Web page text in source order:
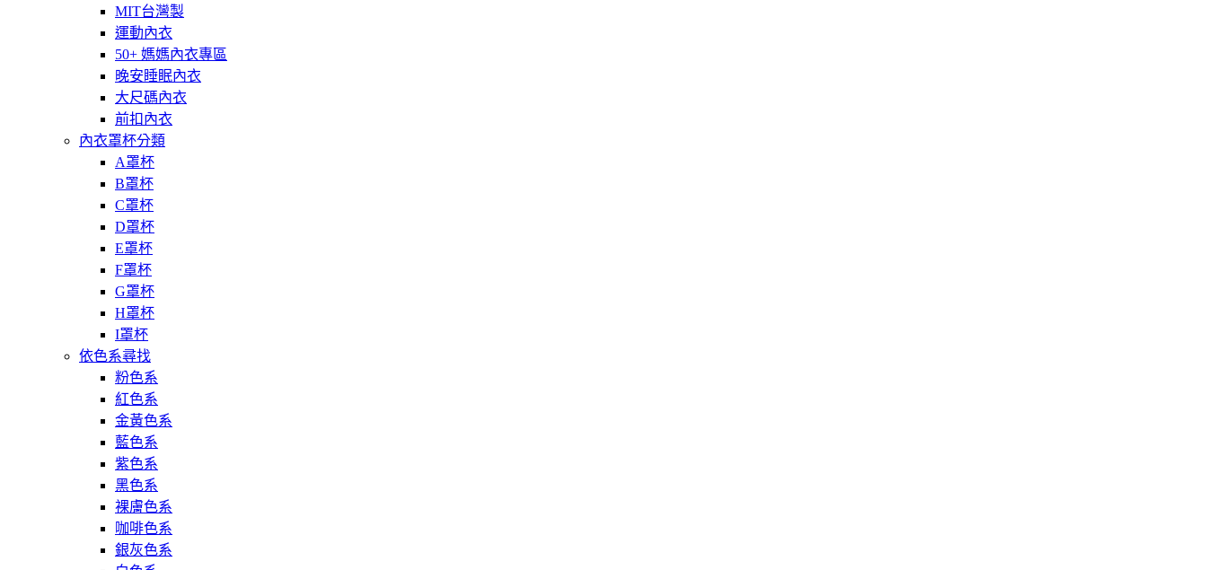
MIT台灣製
運動內衣
50+ 媽媽內衣專區
晚安睡眠內衣
大尺碼內衣
前扣內衣
內衣罩杯分類
A罩杯
B罩杯
C罩杯
D罩杯
E罩杯
F罩杯
G罩杯
H罩杯
I罩杯
依色系尋找
粉色系
紅色系
金黃色系
藍色系
紫色系
黑色系
裸膚色系
咖啡色系
銀灰色系